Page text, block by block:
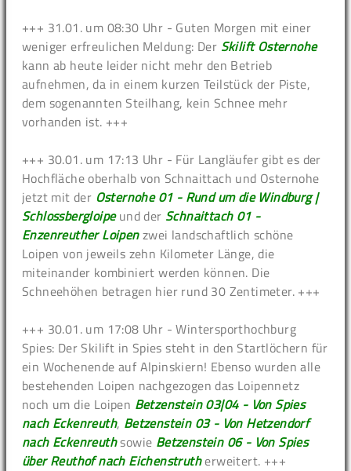
+++ 31.01. um 08:30 Uhr - Guten Morgen mit einer
weniger erfreulichen Meldung: Der Skilift Osternohe
kann ab heute leider nicht mehr den Betrieb
aufnehmen, da in einem kurzen Teilstück der Piste,
dem sogenannten Steilhang, kein Schnee mehr
vorhanden ist. +++
+++ 30.01. um 17:13 Uhr - Für Langläufer gibt es der
Hochfläche oberhalb von Schnaittach und Osternohe
jetzt mit der Osternohe 01 - Rund um die Windburg |
Schlossbergloipeund der Schnaittach 01 -
Enzenreuther Loipenzwei landschaftlich schöne
Loipen von jeweils zehn Kilometer Länge, die
miteinander kombiniert werden können. Die
Schneehöhen betragen hier rund 30 Zentimeter. +++
+++ 30.01. um 17:08 Uhr - Wintersporthochburg
Spies: Der Skilift in Spies steht in den Startlöchern für
ein Wochenende auf Alpinskiern! Ebenso wurden alle
bestehenden Loipen nachgezogen das Loipennetz
noch um die Loipen Betzenstein 03|04 - Von Spies
nach Eckenreuth, Betzenstein 03 - Von Hetzendorf
nach Eckenreuthsowie Betzenstein 06 - Von Spies
über Reuthof nach Eichenstrutherweitert. +++